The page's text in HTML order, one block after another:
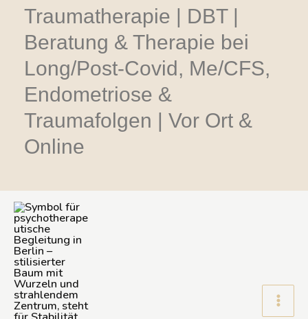
Traumatherapie | DBT |
Beratung & Therapie bei
Long/Post-Covid, Me/CFS,
Endometriose &
Traumafolgen | Vor Ort &
Online